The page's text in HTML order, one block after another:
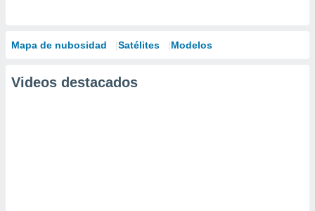
Mapa de nubosidad Satélites Modelos
Videos destacados